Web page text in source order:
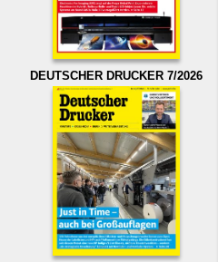
DEUTSCHER DRUCKER 7/2026